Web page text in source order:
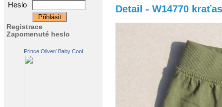
Heslo
Registrace
Zapomenuté heslo
Prince Oliver/ Baby Cool
Detail - W14770